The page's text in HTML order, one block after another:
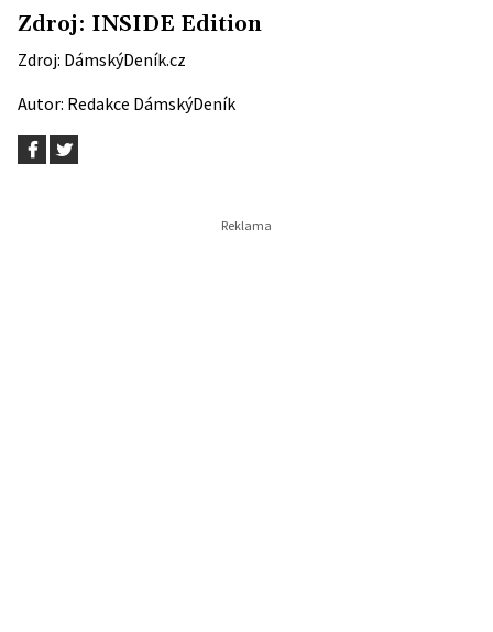
Zdroj: INSIDE Edition
Zdroj: DámskýDeník.cz
Autor: Redakce DámskýDeník